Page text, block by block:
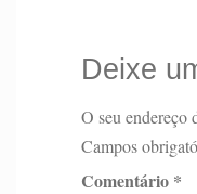
Deixe
O seu endereço
Campos
Comentário *